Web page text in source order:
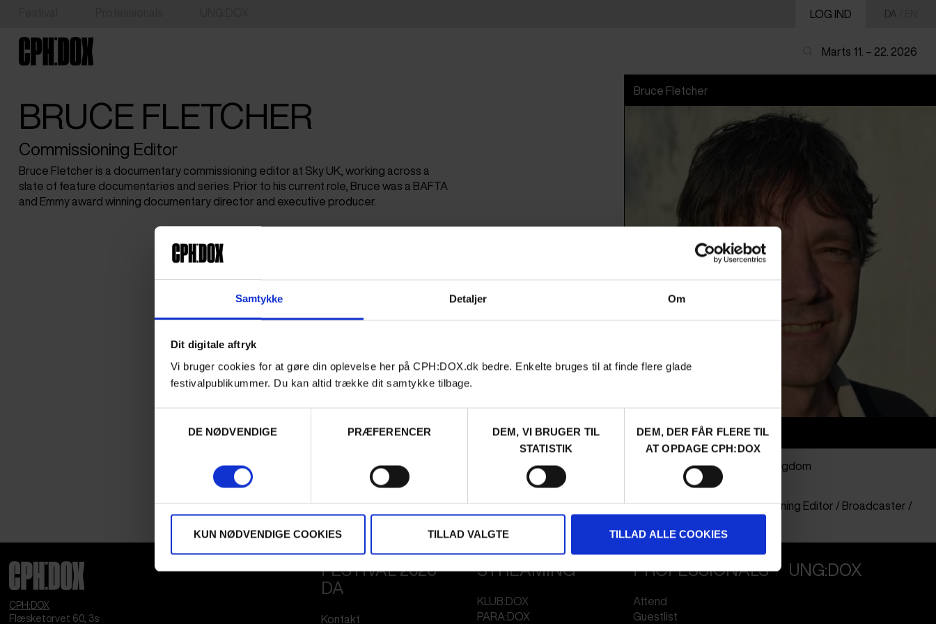
Samtykke Detaljer Om
Dit digitale aftryk
Vi bruger cookies for at gøre din oplevelse her på CPH:DOX.dk bedre. Enkelte bruges til at finde flere glade
festivalpublikummer. Du kan altid trække dit samtykke tilbage.
DE NØDVENDIGE
PRÆFERENCER
DEM, VI BRUGER TIL
STATISTIK
DEM, DER FÅR FLERE TIL
AT OPDAGE CPH:DOX
KUN NØDVENDIGE COOKIES TILLAD VALGTE TILLAD ALLE COOKIES
LOG IND DA
Marts 11. – 22. 2026
BRUCE FLETCHER
Commissioning Editor
Bruce Fletcher is a documentary commissioning editor at Sky UK, working across a
slate of feature documentaries and series. Prior to his current role, Bruce was a BAFTA
and Emmy award winning documentary director and executive producer.
Bruce Fletcher
Info
Nationalitet
United Kingdom
Profession
Commisioning Editor / Broadcaster /
CPH:DOX
Flæsketorvet 60, 3s
FESTIVAL 2026
DA
Kontakt
STREAMING
KLUB:DOX
PARA:DOX
PROFESSIONALS
Attend
Guestlist
UNG:DOX